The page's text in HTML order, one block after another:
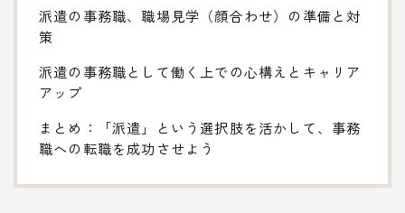
派遣の事務職、職場見学（顔合わせ）の準備と対
策
派遣の事務職として働く上での心構えとキャリア
アップ
まとめ：「派遣」という選択肢を活かして、事務
職への転職を成功させよう